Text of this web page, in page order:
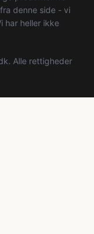
denne side - vi
har heller ikke
Alle rettigheder